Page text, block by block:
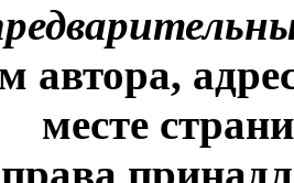
автора,
месте